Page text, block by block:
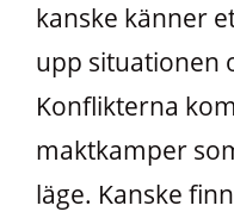
kanske känner
upp situationen
Konflikterna
maktkamper
läge. Kanske